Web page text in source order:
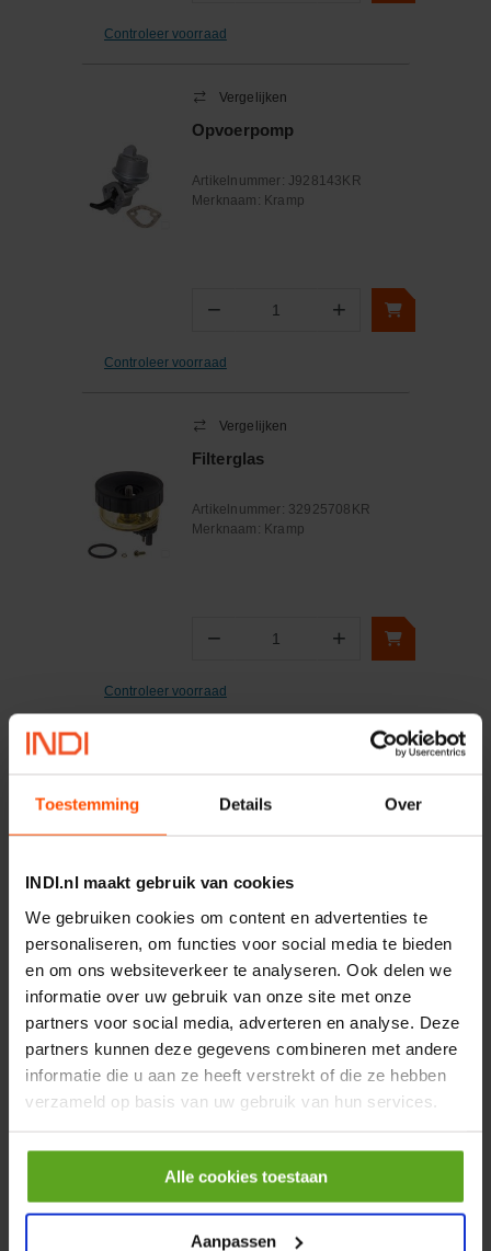
Toestemming Details Over
INDI.nl maakt gebruik van cookies
We gebruiken cookies om content en advertenties te
personaliseren, om functies voor social media te bieden
en om ons websiteverkeer te analyseren. Ook delen we
informatie over uw gebruik van onze site met onze
partners voor social media, adverteren en analyse. Deze
partners kunnen deze gegevens combineren met andere
informatie die u aan ze heeft verstrekt of die ze hebben
verzameld op basis van uw gebruik van hun services.
Alle cookies toestaan
Aanpassen
Controleer voorraad
Vergelijken
Opvoerpomp
Artikelnummer: J928143KR
Merknaam: Kramp
− Aantal +
Controleer voorraad
Vergelijken
Filterglas
Artikelnummer: 32925708KR
Merknaam: Kramp
− Aantal +
Controleer voorraad
Artikelnummer:27009332720
− Aantal +
Controleer voorraad
Vergelijken
Artikelnummer:
Merknaam:Kramp